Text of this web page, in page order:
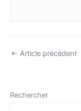
← Article précédent
Rechercher